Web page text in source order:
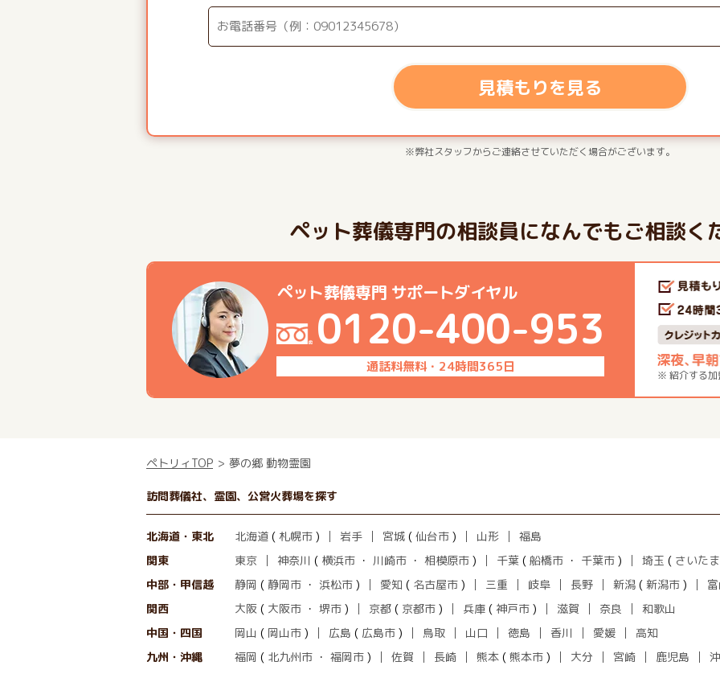
見積もりを見る
※弊社スタッフからご連絡させていただく場合がございます。
ペット葬儀専門の相談員になんでもご相談く
ペット葬儀専門 サポートダイヤル
0120-400-953
通話料無料・24時間365日
※ 紹介する加
ペトリィTOP 夢の郷 動物霊園
訪問葬儀社、霊園、公営火葬場を探す
北海道・東北 北海道 ( 札幌市 ) 岩手 宮城 ( 仙台市 ) 山形
福島
関東
東京 神奈川 ( 横浜市 ・ 川崎市 ・ 相模原市 ) 千葉 ( 船橋市 ・ 千葉市 ) 埼玉 ( さいた
中部・甲信越
静岡 ( 静岡市 ・ 浜松市 ) 愛知 ( 名古屋市 ) 三重 岐阜 長野 新潟 ( 新潟市 )
関西
大阪 ( 大阪市 ・ 堺市 ) 京都 ( 京都市 ) 兵庫 ( 神戸市 ) 滋賀 奈良
和歌山
中国・四国
岡山 ( 岡山市 ) 広島 ( 広島市 ) 鳥取 山口 徳島 香川 愛媛
高知
九州・沖縄
福岡 ( 北九州市 ・ 福岡市 ) 佐賀 長崎 熊本 ( 熊本市 ) 大分 宮崎 鹿児島